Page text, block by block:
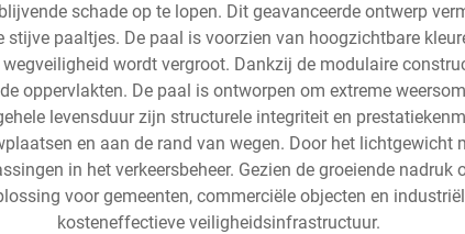
schade op te lopen. Dit geavanceerde ontwerp
paaltjes. De paal is voorzien van hoogzichtbare
wordt vergroot. Dankzij de modulaire
oppervlakten. De paal is ontworpen om extreme
levensduur zijn structurele integriteit en
en aan de rand van wegen. Door het lichtgewicht
in het verkeersbeheer. Gezien de groeiende
voor gemeenten, commerciële objecten en
kosteneffectieve veiligheidsinfrastructuur.